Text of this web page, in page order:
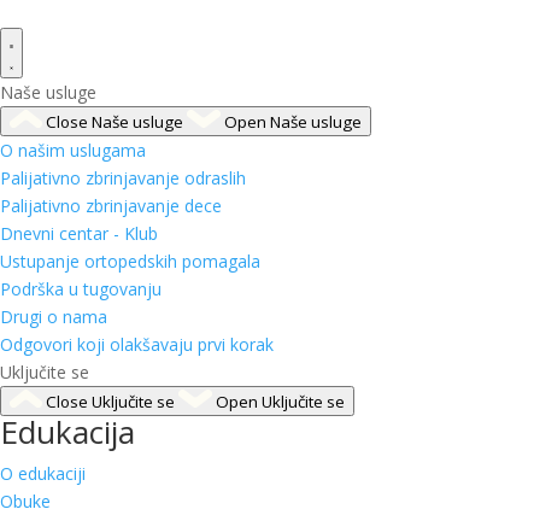
Naše usluge
Close Naše usluge Open Naše usluge
O našim uslugama
Palijativno zbrinjavanje odraslih
Palijativno zbrinjavanje dece
Dnevni centar - Klub
Ustupanje ortopedskih pomagala
Podrška u tugovanju
Drugi o nama
Odgovori koji olakšavaju prvi korak
Uključite se
Close Uključite se Open Uključite se
Edukacija
O edukaciji
Obuke